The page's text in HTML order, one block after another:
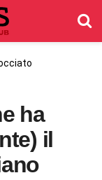
ha
il